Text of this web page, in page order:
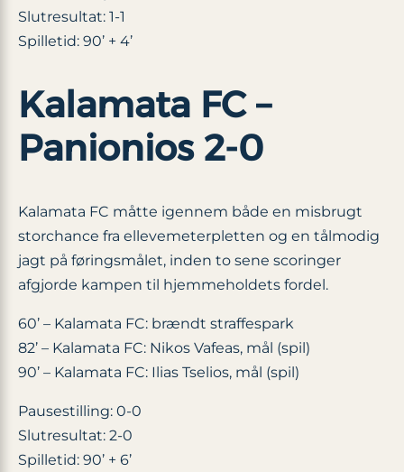
Slutresultat: 1-1
Spilletid: 90’ + 4’
Kalamata FC –
Panionios 2-0
Kalamata FC måtte igennem både en misbrugt
storchance fra ellevemeterpletten og en tålmodig
jagt på føringsmålet, inden to sene scoringer
afgjorde kampen til hjemmeholdets fordel.
60’ – Kalamata FC: brændt straffespark
82’ – Kalamata FC: Nikos Vafeas, mål (spil)
90’ – Kalamata FC: Ilias Tselios, mål (spil)
Pausestilling: 0-0
Slutresultat: 2-0
Spilletid: 90’ + 6’